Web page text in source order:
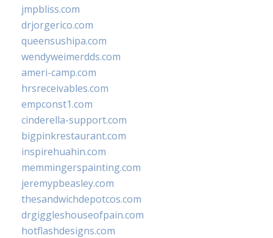
jmpbliss.com
drjorgerico.com
queensushipa.com
wendyweimerdds.com
ameri-camp.com
hrsreceivables.com
empconst1.com
cinderella-support.com
bigpinkrestaurant.com
inspirehuahin.com
memmingerspainting.com
jeremypbeasley.com
thesandwichdepotcos.com
drgiggleshouseofpain.com
hotflashdesigns.com